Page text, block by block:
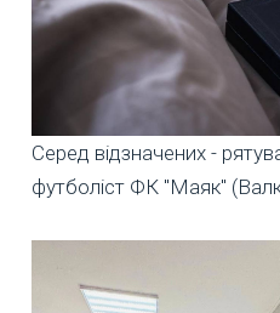
Серед відзначених -
футболіст ФК "Маяк"